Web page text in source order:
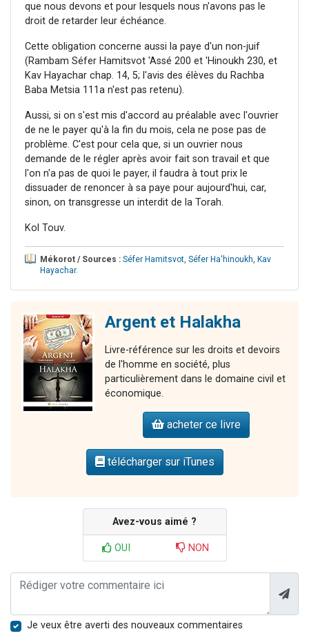
que nous devons et pour lesquels nous n'avons pas le
droit de retarder leur échéance.
Cette obligation concerne aussi la paye d'un non-juif
(Rambam Séfer Hamitsvot 'Assé 200 et 'Hinoukh 230, et
Kav Hayachar chap. 14, 5; l'avis des élèves du Rachba
Baba Metsia 111a n'est pas retenu).
Aussi, si on s'est mis d'accord au préalable avec l'ouvrier
de ne le payer qu'à la fin du mois, cela ne pose pas de
problème. C'est pour cela que, si un ouvrier nous
demande de le régler après avoir fait son travail et que
l'on n'a pas de quoi le payer, il faudra à tout prix le
dissuader de renoncer à sa paye pour aujourd'hui, car,
sinon, on transgresse un interdit de la Torah.
Kol Touv.
Mékorot / Sources : Séfer Hamitsvot, Séfer Ha'hinoukh, Kav
Hayachar.
Argent et Halakha
Livre-référence sur les droits et devoirs
de l'homme en société, plus
particulièrement dans le domaine civil et
économique.
acheter ce livre
télécharger sur iTunes
Avez-vous aimé ?
OUI NON
Je veux être averti des nouveaux commentaires